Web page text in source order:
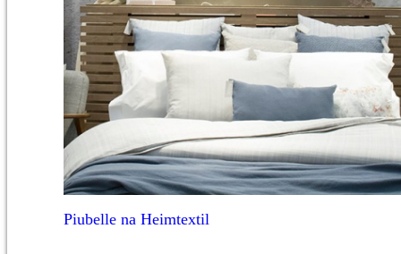
Piubelle na Heimtextil